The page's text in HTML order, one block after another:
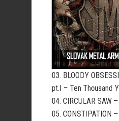
03. BLOODY
pt.I – Ten Thousand
04. CIRCULAR SAW –
05. CONSTIPATION –